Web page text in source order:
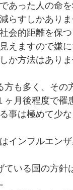
あった人の命を
らすしかありま
会的距離を保つ
えますので嫌
か方法はありま
も多く、その
月後程度で罹
事は極めて少
インフルエン
ている国の方